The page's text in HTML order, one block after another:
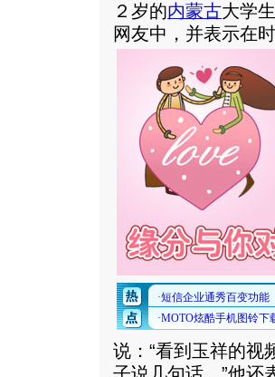
２岁的内蒙古大学
网友中，并表示在
说：“看到玉祥的视